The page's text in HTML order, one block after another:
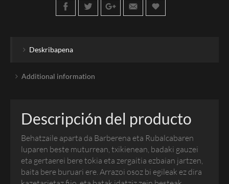
Deskribapena
Additional information
Descripción del producto
Behatzaile aparta da Barberena eta Rubalcabaren
luparen beste muturrean, txikienean, badaki gauzei
eta gertaerei bere tokia eta zergaitia ezbaian jartzen,
baita bere buruari ere. Arrazoi osoz bi egileak ez dira